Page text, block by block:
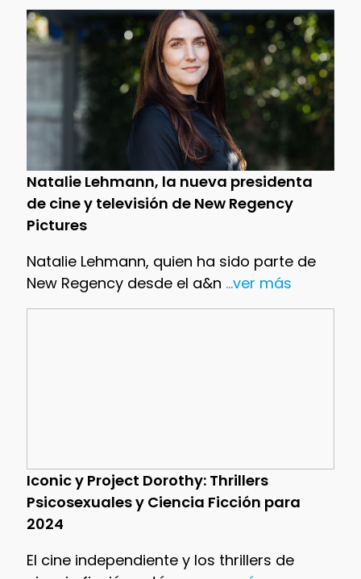
Natalie Lehmann, la nueva presidenta
de cine y televisión de New Regency
Pictures
Natalie Lehmann, quien ha sido parte de
New Regency desde el a&n ...ver más
Iconic y Project Dorothy: Thrillers
Psicosexuales y Ciencia Ficción para
2024
El cine independiente y los thrillers de